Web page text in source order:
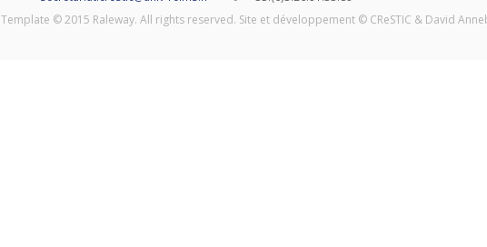
Template © 2015 Raleway. All rights reserved. Site et développement © CReSTIC & David